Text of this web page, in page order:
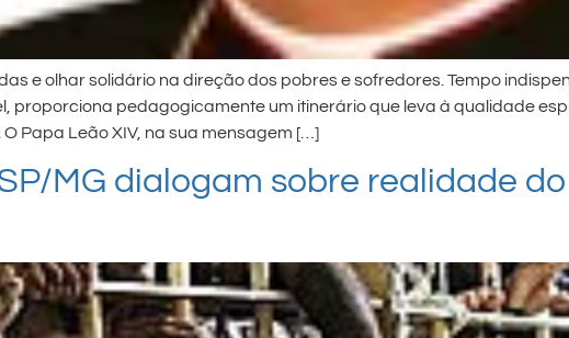
e olhar solidário na direção dos pobres e sofredores. Tempo
proporciona pedagogicamente um itinerário que leva à qualidade
Papa Leão XIV, na sua mensagem […]
MG dialogam sobre realidade